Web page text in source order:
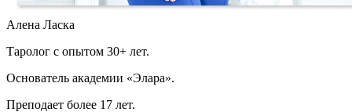
Алена Ласка
Таролог с опытом 30+ лет.
Основатель академии «Элара».
Преподает более 17 лет.